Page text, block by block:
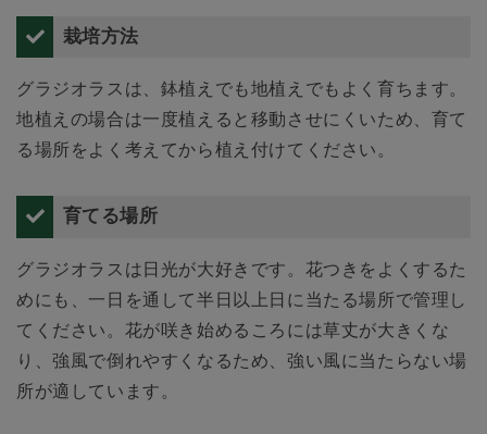
栽培方法
グラジオラスは、鉢植えでも地植えでもよく育ちます。
地植えの場合は一度植えると移動させにくいため、育て
る場所をよく考えてから植え付けてください。
育てる場所
グラジオラスは日光が大好きです。花つきをよくするた
めにも、一日を通して半日以上日に当たる場所で管理し
てください。花が咲き始めるころには草丈が大きくな
り、強風で倒れやすくなるため、強い風に当たらない場
所が適しています。